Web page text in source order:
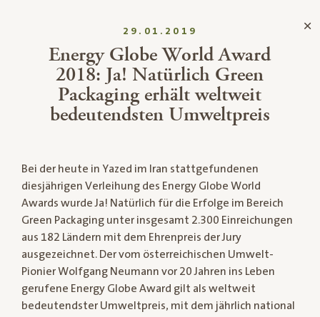
29.01.2019
Energy Globe World Award
2018: Ja! Natürlich Green
Packaging erhält weltweit
bedeutendsten Umweltpreis
Bei der heute in Yazed im Iran stattgefundenen
diesjährigen Verleihung des Energy Globe World
Awards wurde Ja! Natürlich für die Erfolge im Bereich
Green Packaging unter insgesamt 2.300 Einreichungen
aus 182 Ländern mit dem Ehrenpreis der Jury
ausgezeichnet. Der vom österreichischen Umwelt-
Pionier Wolfgang Neumann vor 20 Jahren ins Leben
gerufene Energy Globe Award gilt als weltweit
bedeutendster Umweltpreis, mit dem jährlich national